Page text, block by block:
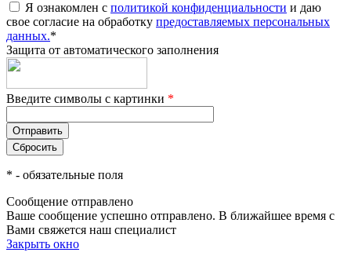
Я ознакомлен с политикой конфиденциальности и даю
свое согласие на обработку предоставляемых персональных
данных.*
Защита от автоматического заполнения
Введите символы с картинки *
* - обязательные поля
Сообщение отправлено
Ваше сообщение успешно отправлено. В ближайшее время с
Вами свяжется наш специалист
Закрыть окно